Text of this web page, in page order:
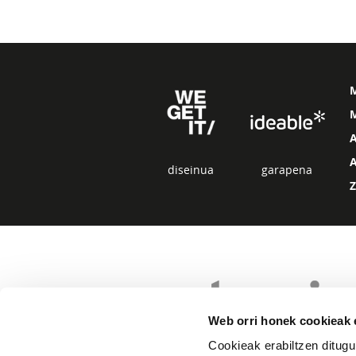
Web orri honek cookieak
Cookieak erabiltzen
diseinua garapena